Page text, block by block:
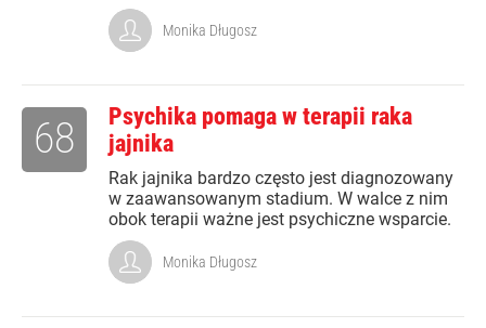
Monika Długosz
Psychika pomaga w terapii raka
jajnika
Rak jajnika bardzo często jest diagnozowany
w zaawansowanym stadium. W walce z nim
obok terapii ważne jest psychiczne wsparcie.
68
Monika Długosz